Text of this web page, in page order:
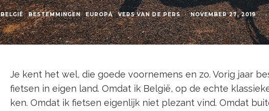
BELGIË BESTEMMINGEN EUROPA VERS VAN DE PERS · NOVEMBER 27, 2019
Je kent het wel, die goede voornemens en zo. Vorig jaar
fietsen in eigen land. Omdat ik België, op de echte
ken. Omdat ik fietsen eigenlijk niet plezant vind. Omdat